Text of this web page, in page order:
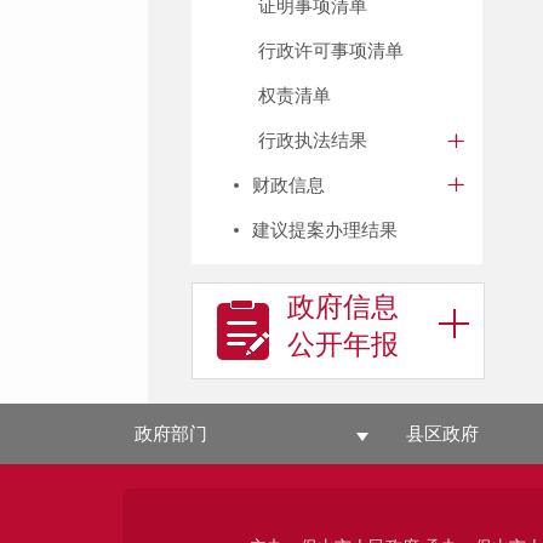
证明事项清单
行政许可事项清单
权责清单
行政执法结果
财政信息
建议提案办理结果
政府信息
公开年报
政府部门 县区政府